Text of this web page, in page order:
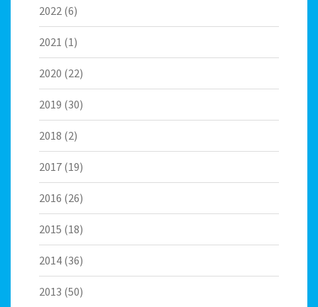
2022 (6)
2021 (1)
2020 (22)
2019 (30)
2018 (2)
2017 (19)
2016 (26)
2015 (18)
2014 (36)
2013 (50)